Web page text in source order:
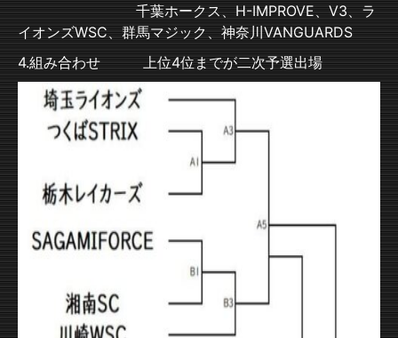
千葉ホークス、H-IMPROVE、V3、ラ
イオンズWSC、群馬マジック、神奈川VANGUARDS
4.組み合わせ 上位4位までが二次予選出場